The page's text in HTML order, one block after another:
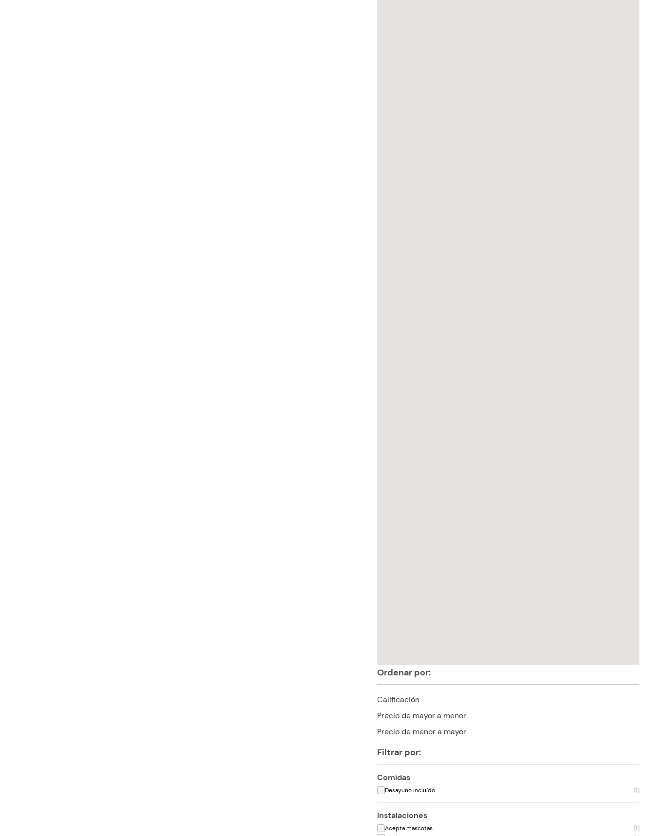
Ordenar por:
Calificación
Precio de mayor a menor
Precio de menor a mayor
Filtrar por:
Comidas
Desayuno incluído (1)
Instalaciones
Acepta mascotas (1)